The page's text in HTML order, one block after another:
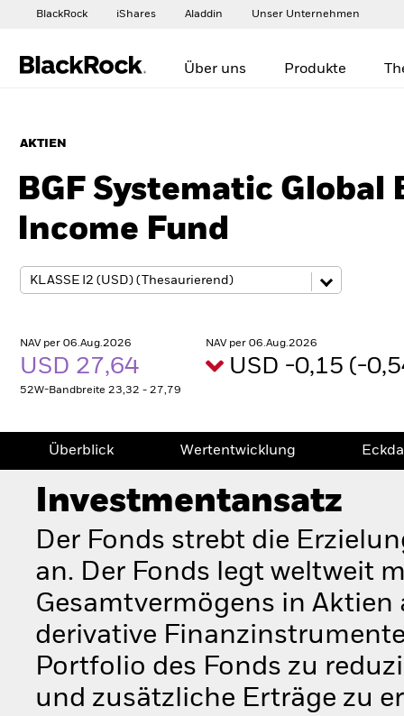
BlackRock iShares Aladdin Unser Unternehmen
Über uns Produkte
AKTIEN
BGF Systematic
Income Fund
NAV per 06.Aug.2026
USD 27,64
52W-Bandbreite 23,32 - 27,79
NAV per 06.Aug.2026
USD -0,15 (-
Überblick Wertentwicklung
Investmentansatz
Der Fonds strebt die
an. Der Fonds legt weltweit
Gesamtvermögens in
derivative
Portfolio des Fonds zu
und zusätzliche Erträge zu